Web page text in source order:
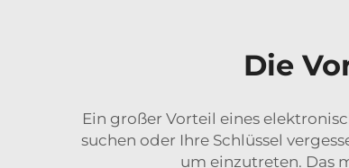
Die
Ein großer Vorteil eines
suchen oder Ihre Schlüssel
um einzutreten. Das